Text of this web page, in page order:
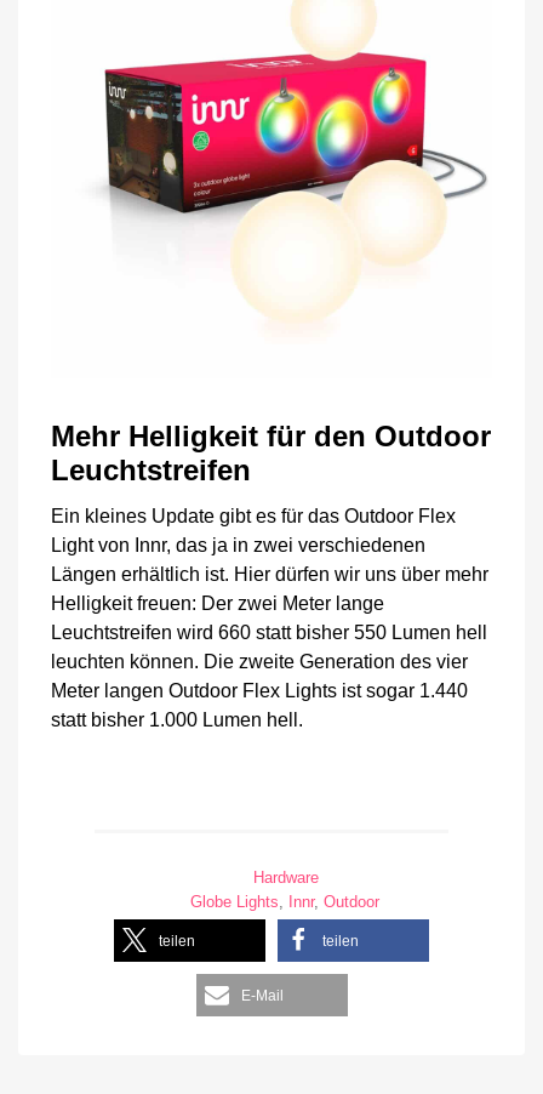
Mehr Helligkeit für den Outdoor
Leuchtstreifen
Ein kleines Update gibt es für das Outdoor Flex
Light von Innr, das ja in zwei verschiedenen
Längen erhältlich ist. Hier dürfen wir uns über mehr
Helligkeit freuen: Der zwei Meter lange
Leuchtstreifen wird 660 statt bisher 550 Lumen hell
leuchten können. Die zweite Generation des vier
Meter langen Outdoor Flex Lights ist sogar 1.440
statt bisher 1.000 Lumen hell.
Hardware
Globe Lights, Innr, Outdoor
teilen teilen
E-Mail